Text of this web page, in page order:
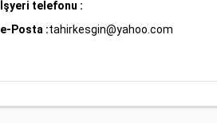
İşyeri telefonu :
e-Posta :tahirkesgin@yahoo.com